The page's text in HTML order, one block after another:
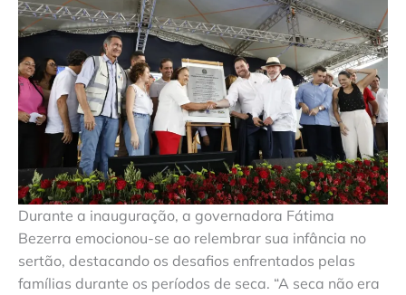
Durante a inauguração, a governadora Fátima
Bezerra emocionou-se ao relembrar sua infância no
sertão, destacando os desafios enfrentados pelas
famílias durante os períodos de seca. “A seca não era